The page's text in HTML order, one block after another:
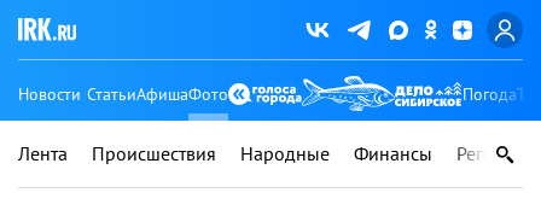
Новости СтатьиАфишаФото Погода
Лента Происшествия Народные Финансы Регионы